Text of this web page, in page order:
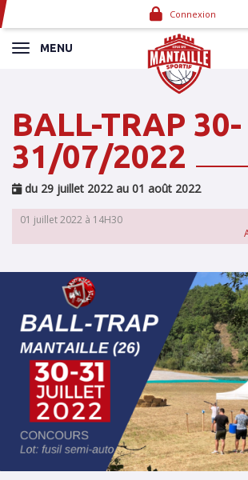
Connexion
MENU
BALL-TRAP 30-
31/07/2022
du 29 juillet 2022 au 01 août 2022
01 juillet 2022 à 14H30
Panneau de gestion des cookies